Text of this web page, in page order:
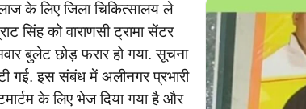
के लिए जिला चिकित्सालय ले
सिंह को वाराणसी ट्रामा सेंटर
बुलेट छोड़ फरार हो गया. सूचना
गई. इस संबंध में अलीनगर प्रभारी
के लिए भेज दिया गया है और